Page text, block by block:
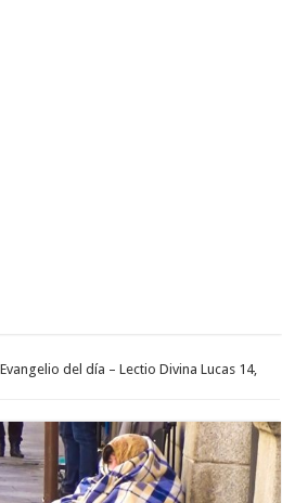
Evangelio del día – Lectio Divina Lucas 14,